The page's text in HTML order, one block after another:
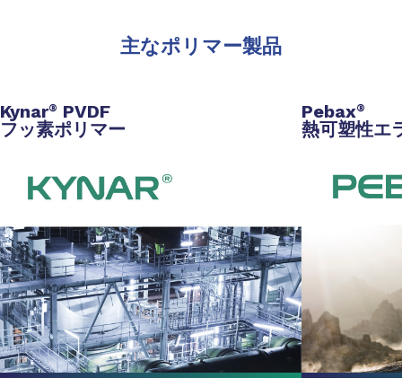
主なポリマー製品
Kynar® PVDF
フッ素ポリマー
Pebax®
熱可塑性エ